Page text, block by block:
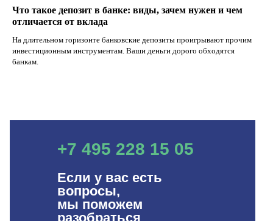
Что такое депозит в банке: виды, зачем нужен и чем
отличается от вклада
На длительном горизонте банковские депозиты проигрывают прочим
инвестиционным инструментам. Ваши деньги дорого обходятся
банкам.
Если у вас есть
вопросы,
мы поможем
разобраться
+7 495 228 15 05